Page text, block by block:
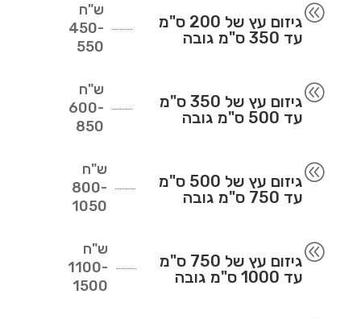
@
גיזום עץ של 200 ס"מ
עד 350 ס"מ גובה
ש"ח
450-
550
@
גיזום עץ של 350 ס"מ
עד 500 ס"מ גובה
ש"ח
600-
850
@
גיזום עץ של 500 ס"מ
עד 750 ס"מ גובה
ש"ח
800-
1050
@
גיזום עץ של 750 ס"מ
עד 1000 ס"מ גובה
ש"ח
1100-
1500